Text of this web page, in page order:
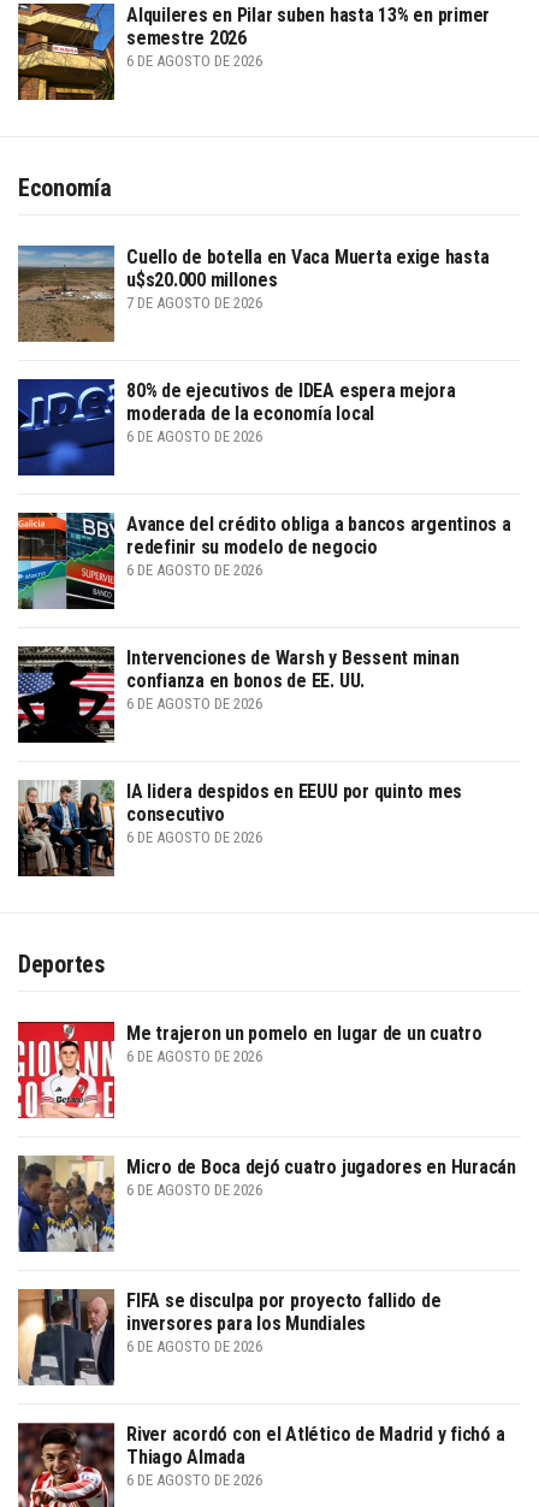
Alquileres en Pilar suben hasta 13% en primer
semestre 2026
6 DE AGOSTO DE 2026
Economía
Cuello de botella en Vaca Muerta exige hasta
u$s20.000 millones
7 DE AGOSTO DE 2026
80% de ejecutivos de IDEA espera mejora
moderada de la economía local
6 DE AGOSTO DE 2026
Avance del crédito obliga a bancos argentinos a
redefinir su modelo de negocio
6 DE AGOSTO DE 2026
Intervenciones de Warsh y Bessent minan
confianza en bonos de EE. UU.
6 DE AGOSTO DE 2026
IA lidera despidos en EEUU por quinto mes
consecutivo
6 DE AGOSTO DE 2026
Deportes
Me trajeron un pomelo en lugar de un cuatro
6 DE AGOSTO DE 2026
Micro de Boca dejó cuatro jugadores en Huracán
6 DE AGOSTO DE 2026
FIFA se disculpa por proyecto fallido de
inversores para los Mundiales
6 DE AGOSTO DE 2026
River acordó con el Atlético de Madrid y fichó a
Thiago Almada
6 DE AGOSTO DE 2026